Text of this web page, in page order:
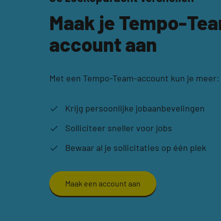
Maak je Tempo-
account aan
Met een Tempo-Team-account kun je meer:
Krijg persoonlijke jobaanbevelingen
Solliciteer sneller voor jobs
Bewaar al je sollicitaties op één plek
Maak een account aan